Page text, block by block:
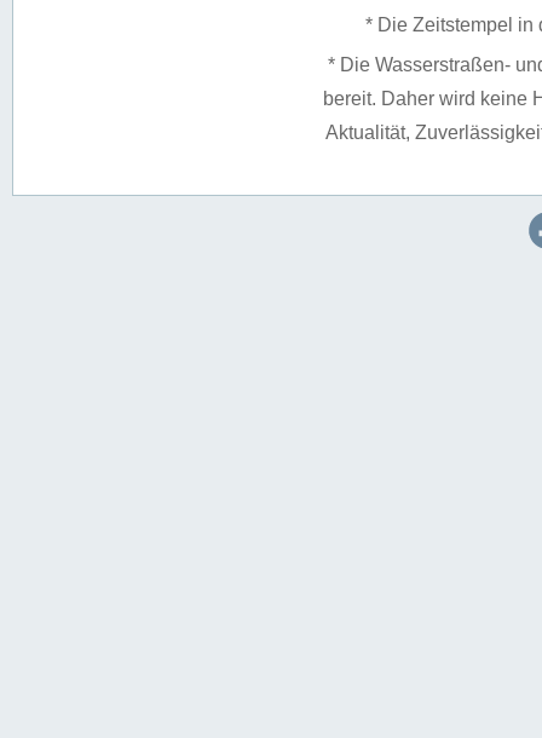
* Die Zeitstempel in
* Die Wasserstraßen-
bereit. Daher wird keine
Aktualität,